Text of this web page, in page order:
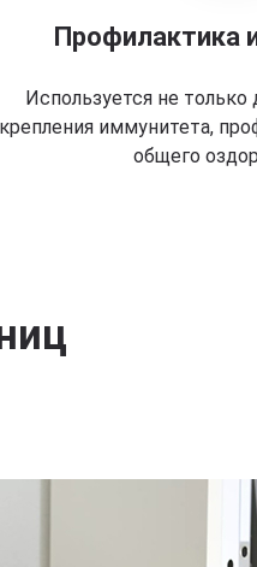
Профилактика
Используется не только
иммунитета,
общего